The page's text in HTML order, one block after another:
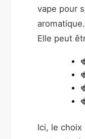
vape pour
aromatique.
Elle peut
Ici, le